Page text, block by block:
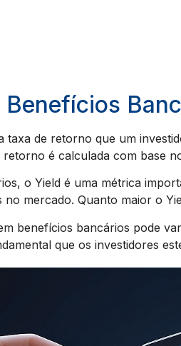
Benefícios
taxa de retorno que um
retorno é calculada com base
o Yield é uma métrica
mercado. Quanto maior o
benefícios bancários pode
que os investidores